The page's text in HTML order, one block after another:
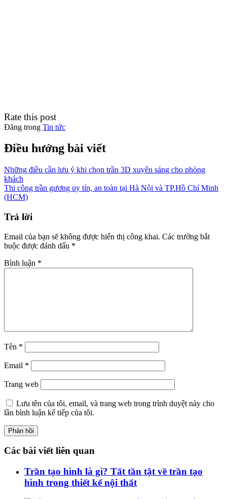
Rate this post
Đăng trong Tin tức
Điều hướng bài viết
Những điều cần lưu ý khi chọn trần 3D xuyên sáng cho phòng
khách
Thi công trần gương uy tín, an toàn tại Hà Nội và TP.Hồ Chí Minh
(HCM)
Trả lời
Email của bạn sẽ không được hiển thị công khai. Các trường bắt
buộc được đánh dấu *
Bình luận *
Tên *
Email *
Trang web
Lưu tên của tôi, email, và trang web trong trình duyệt này cho
lần bình luận kế tiếp của tôi.
Các bài viết liên quan
Trần tạo hình là gì? Tất tần tật về trần tạo
hình trong thiết kế nội thất